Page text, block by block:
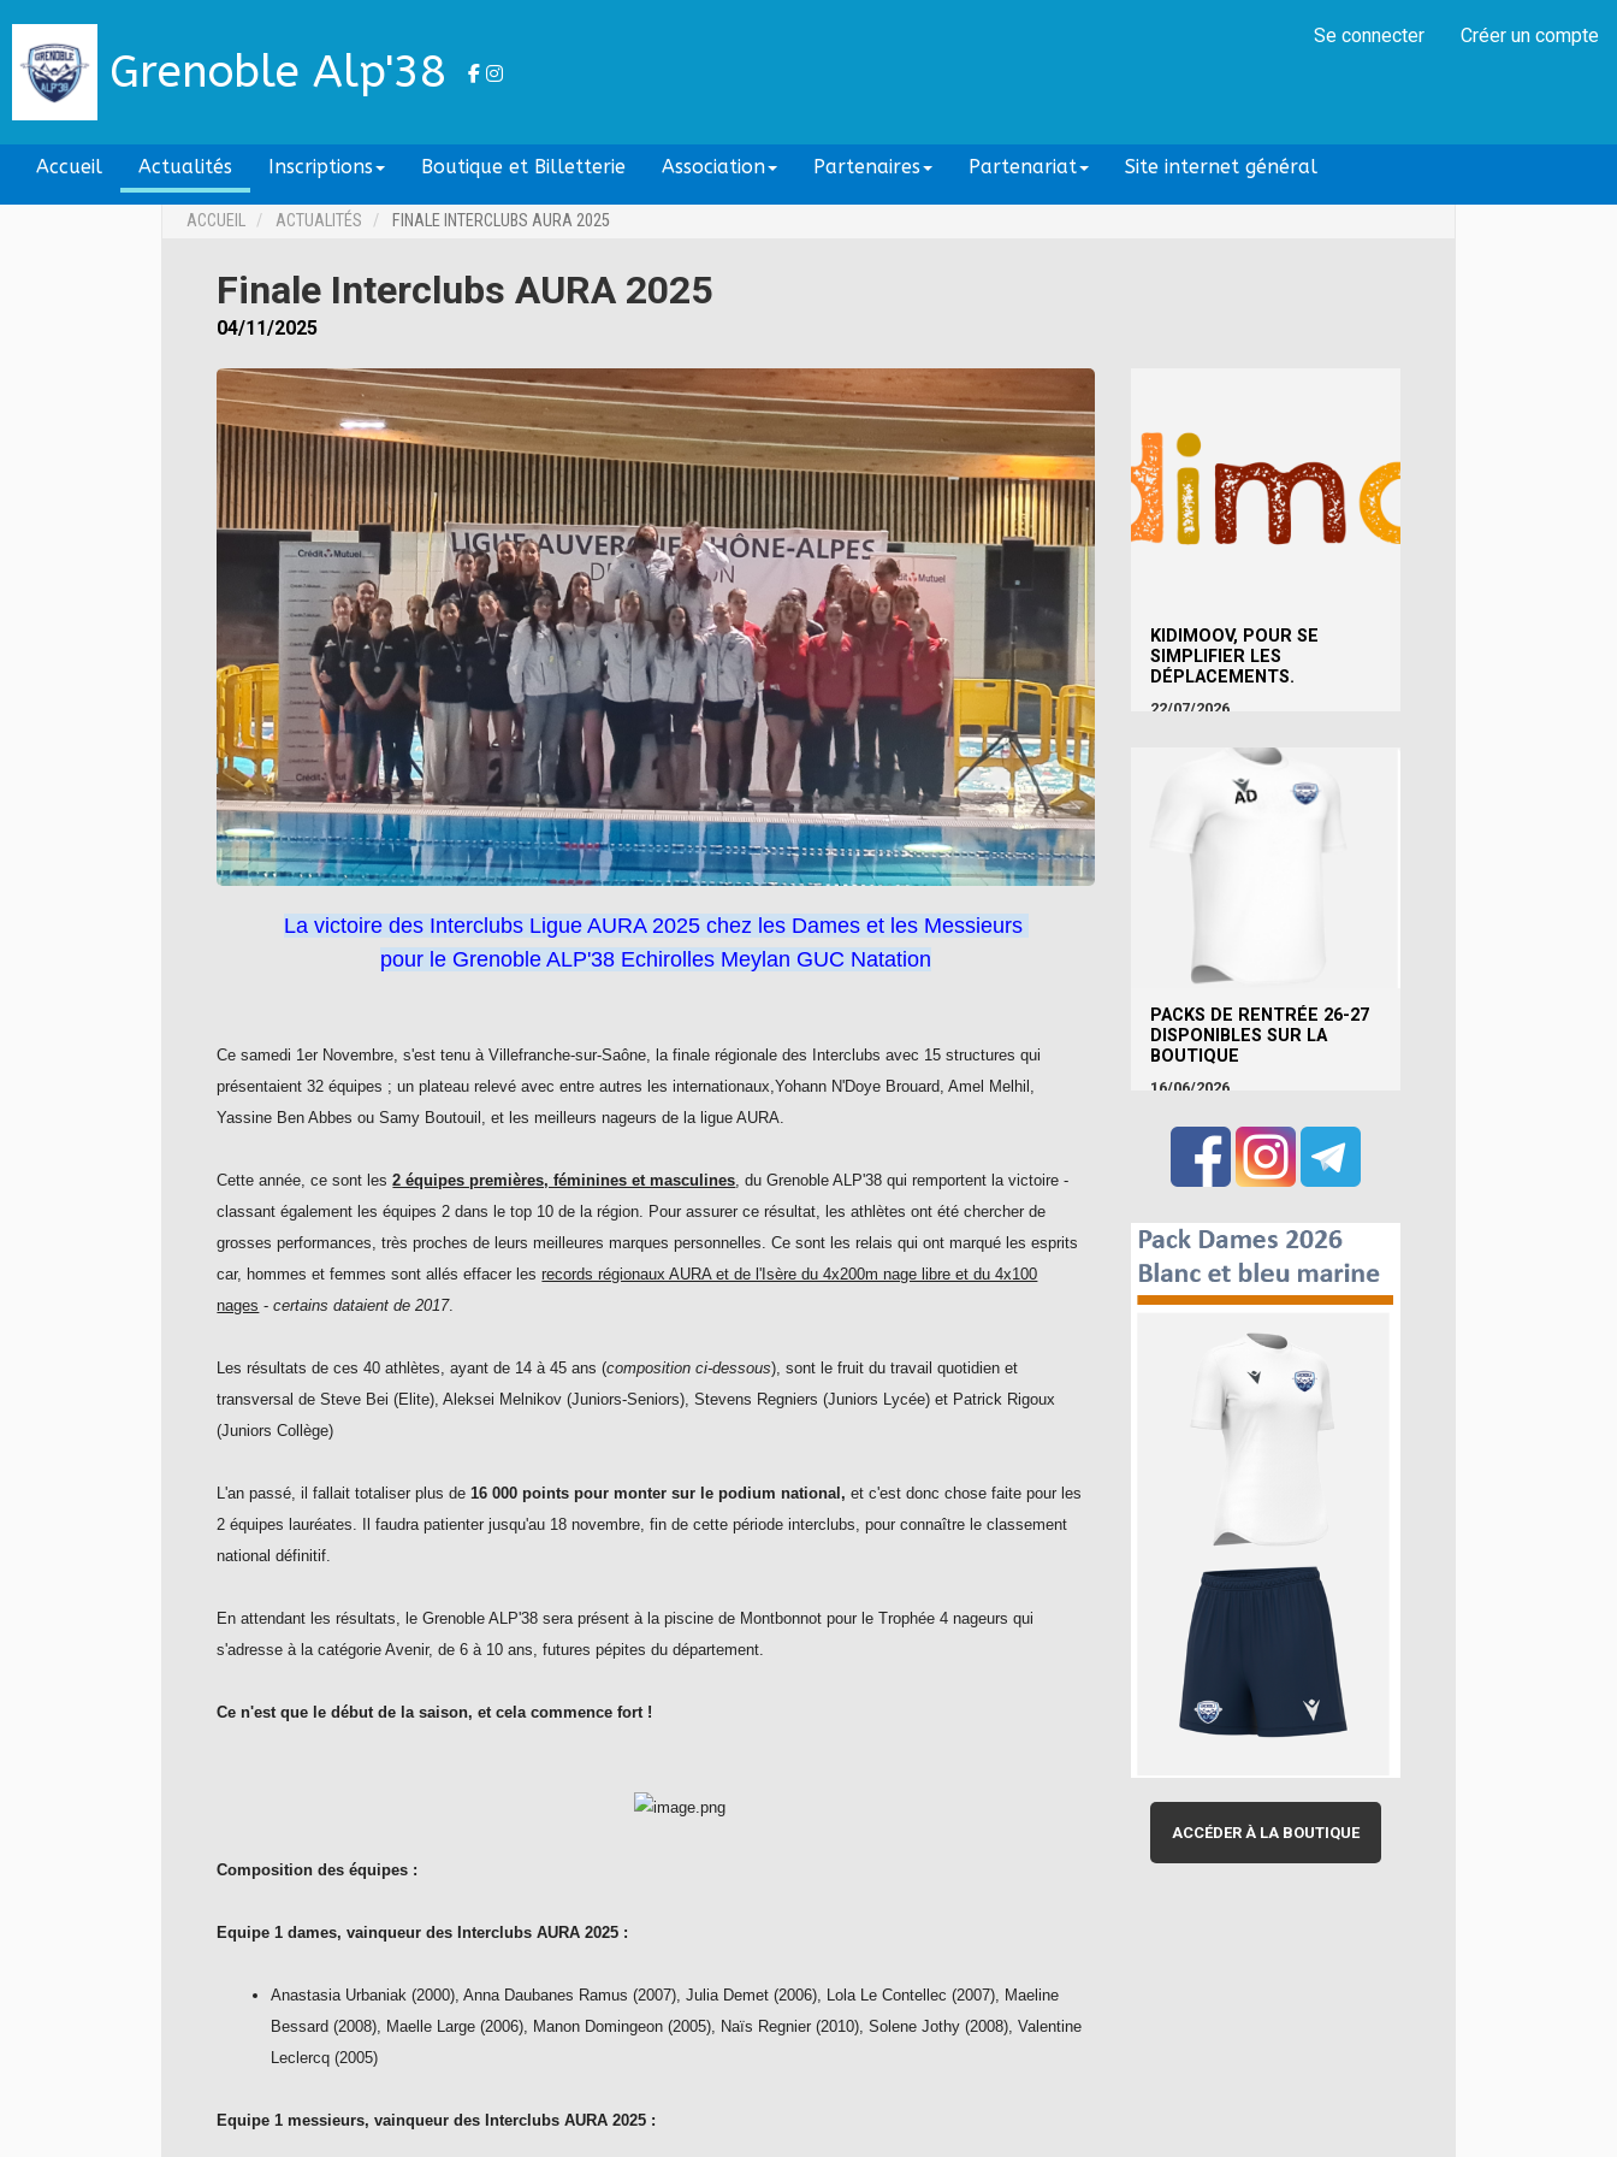
Grenoble Alp'38
Se connecter Créer un compte
Accueil Actualités Inscriptions Boutique et Billetterie Association Partenaires Partenariat Site internet général
ACCUEIL ACTUALITÉS FINALE INTERCLUBS AURA 2025
Finale Interclubs AURA 2025
04/11/2025
La victoire des Interclubs Ligue AURA 2025 chez les Dames et les Messieurs
pour le Grenoble ALP'38 Echirolles Meylan GUC Natation
Ce samedi 1er Novembre, s'est tenu à Villefranche-sur-Saône, la finale régionale des Interclubs avec 15 structures qui
présentaient 32 équipes ; un plateau relevé avec entre autres les internationaux,Yohann N'Doye Brouard, Amel Melhil,
Yassine Ben Abbes ou Samy Boutouil, et les meilleurs nageurs de la ligue AURA.
Cette année, ce sont les2 équipes premières, féminines et masculines, du Grenoble ALP'38 qui remportent la victoire -
classant également les équipes 2 dans le top 10 de la région. Pour assurer ce résultat, les athlètes ont été chercher de
grosses performances, très proches de leurs meilleures marques personnelles. Ce sont les relais qui ont marqué les esprits
car, hommes et femmes sont allés effacer lesrecords régionaux AURA et de l'Isère du 4x200m nage libre et du 4x100
nages - certains dataient de 2017.
Les résultats de ces 40 athlètes, ayant de 14 à 45 ans (composition ci-dessous), sont le fruit du travail quotidien et
transversal de Steve Bei (Elite), Aleksei Melnikov (Juniors-Seniors), Stevens Regniers (Juniors Lycée) et Patrick Rigoux
(Juniors Collège)
L'an passé, il fallait totaliser plus de16 000 points pour monter sur le podium national, et c'est donc chose faite pour les
2 équipes lauréates. Il faudra patienter jusqu'au 18 novembre, fin de cette période interclubs, pour connaître le classement
national définitif.
En attendant les résultats, le Grenoble ALP'38 sera présent à la piscine de Montbonnot pour le Trophée 4 nageurs qui
s'adresse à la catégorie Avenir, de 6 à 10 ans, futures pépites du département.
Ce n'est que le début de la saison, et cela commence fort !
Composition des équipes :
Equipe 1 dames, vainqueur des Interclubs AURA 2025 :
Anastasia Urbaniak (2000), Anna Daubanes Ramus (2007), Julia Demet (2006), Lola Le Contellec (2007), Maeline
Bessard (2008), Maelle Large (2006), Manon Domingeon (2005), Naïs Regnier (2010), Solene Jothy (2008), Valentine
Leclercq (2005)
Equipe 1 messieurs, vainqueur des Interclubs AURA 2025 :
KIDIMOOV, POUR SE
SIMPLIFIER LES
DÉPLACEMENTS.
22/07/2026
PACKS DE RENTRÉE 26-27
DISPONIBLES SUR LA
BOUTIQUE
16/06/2026
ACCÉDER À LA BOUTIQUE